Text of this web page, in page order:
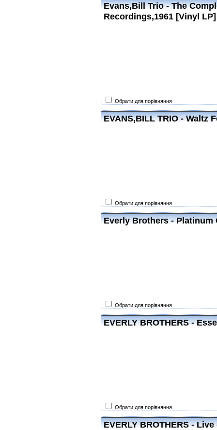
Evans,Bill Trio - The
Recordings,1961 [Vinyl LP]
Обрати для порівняння
EVANS,BILL TRIO - Waltz
Обрати для порівняння
Everly Brothers - Platinum
Обрати для порівняння
EVERLY BROTHERS -
Обрати для порівняння
EVERLY BROTHERS - Live